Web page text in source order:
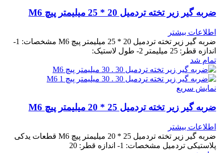
ضربه گیر زیر تخته تردمیل 20 * 25 میلیمتر پیچ M6
اطلاعات بیشتر
ضربه گیر زیر تخته تردمیل 20 * 25 میلیمتر پیچ M6 مشخصات: 1-
اندازه قطر: 25 میلیمتر 2- طول لاستیک:
تمام شد
نمایش سریع
ضربه گیر زیر تخته تردمیل 25 * 20 میلیمتر پیچ M6
اطلاعات بیشتر
ضربه گیر زیر تخته تردمیل 25 * 20 میلیمتر پیچ M6 قطعات یدکی
پلاستیکی تردمیل مشخصات: 1- اندازه قطر: 20